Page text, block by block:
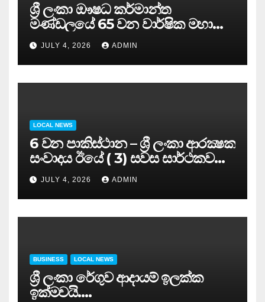
ශ්‍රී ලංකා ඖෂධ කර්මාන්ත
මණ්ඩලයේ 65 වන වාර්ෂික මහා
සමුළුව සෞඛ්‍ය නියෝජ්‍ය
අමාත්‍යවරයාගේ ප්‍රධානත්වයෙන්……
JULY 4, 2026 ADMIN
LOCAL NEWS
6 වන පාකිස්ථාන – ශ්‍රී ලංකා ආරක්‍ෂක
සංවාදය ඊයේ ( 3) සවස සාර්ථකව
අවසන් කරයි..
JULY 4, 2026 ADMIN
BUSINESS LOCAL NEWS
ශ්‍රී ලංකා රේගුව ආදායම් ඉලක්ක
ඉක්මවයි….